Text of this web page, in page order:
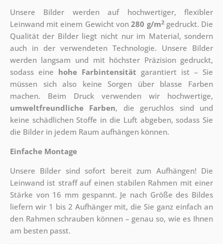
Unsere Bilder werden auf hochwertiger, flexibler
Leinwand mit einem Gewicht von280 g/m2gedruckt. Die
Qualität der Bilder liegt nicht nur im Material, sondern
auch in der verwendeten Technologie. Unsere Bilder
werden langsam und mit höchster Präzision gedruckt,
sodass eine hohe Farbintensität garantiert ist – Sie
müssen sich also keine Sorgen über blasse Farben
machen. Beim Druck verwenden wir hochwertige,
umweltfreundliche Farben, die geruchlos sind und
keine schädlichen Stoffe in die Luft abgeben, sodass Sie
die Bilder in jedem Raum aufhängen können.
Einfache Montage
Unsere Bilder sind sofort bereit zum Aufhängen! Die
Leinwand ist straff auf einen stabilen Rahmen mit einer
Stärke von 16 mm gespannt. Je nach Größe des Bildes
liefern wir 1 bis 2 Aufhänger mit, die Sie ganz einfach an
den Rahmen schrauben können – genau so, wie es Ihnen
am besten passt.